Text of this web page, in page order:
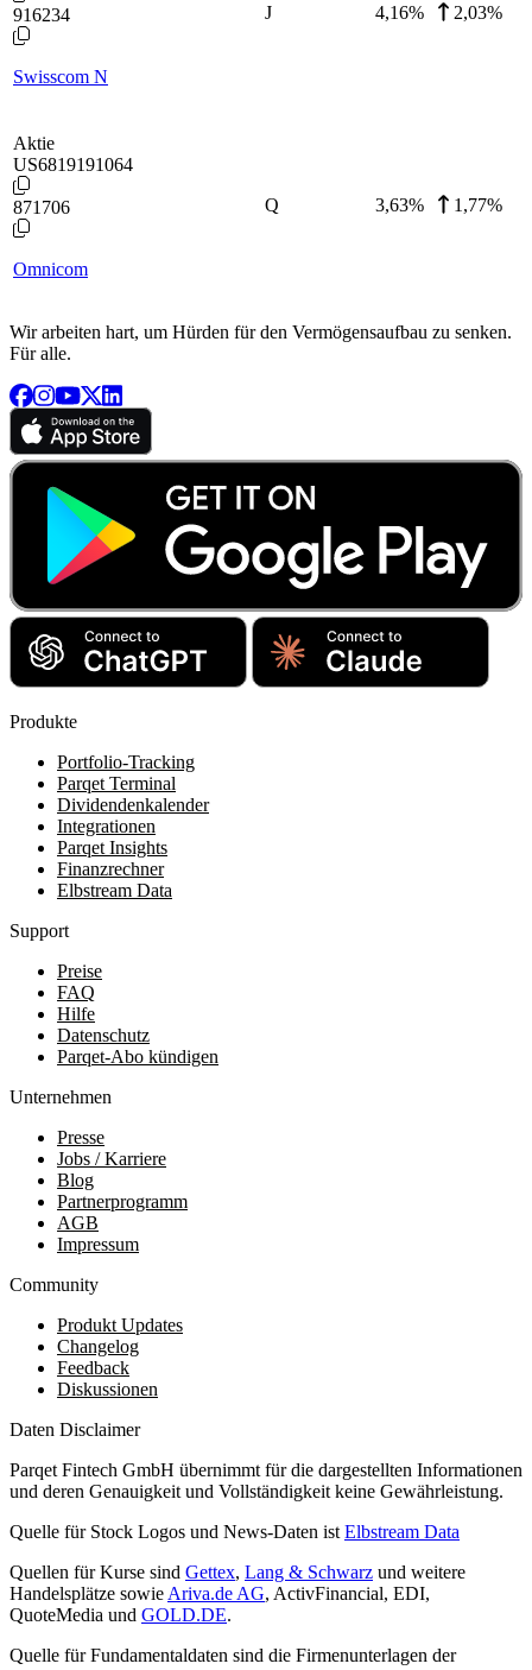
916234
Swisscom N
J 4,16% 2,03%
Aktie
US6819191064
871706
Omnicom
Q 3,63% 1,77%
Wir arbeiten hart, um Hürden für den Vermögensaufbau zu senken.
Für alle.
Produkte
Portfolio-Tracking
Parqet Terminal
Dividendenkalender
Integrationen
Parqet Insights
Finanzrechner
Elbstream Data
Support
Preise
FAQ
Hilfe
Datenschutz
Parqet-Abo kündigen
Unternehmen
Presse
Jobs / Karriere
Blog
Partnerprogramm
AGB
Impressum
Community
Produkt Updates
Changelog
Feedback
Diskussionen
Daten Disclaimer
Parqet Fintech GmbH übernimmt für die dargestellten Informationen
und deren Genauigkeit und Vollständigkeit keine Gewährleistung.
Quelle für Stock Logos und News-Daten ist Elbstream Data
Quellen für Kurse sind Gettex, Lang & Schwarz und weitere
Handelsplätze sowie Ariva.de AG, ActivFinancial, EDI,
QuoteMedia und GOLD.DE.
Quelle für Fundamentaldaten sind die Firmenunterlagen der